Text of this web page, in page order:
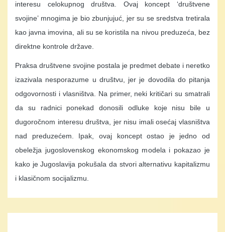
interesu celokupnog društva. Ovaj koncept ‘društvene
svojine’ mnogima je bio zbunjujuć, jer su se sredstva tretirala
kao javna imovina, ali su se koristila na nivou preduzeća, bez
direktne kontrole države.
Praksa društvene svojine postala je predmet debate i neretko
izazivala nesporazume u društvu, jer je dovodila do pitanja
odgovornosti i vlasništva. Na primer, neki kritičari su smatrali
da su radnici ponekad donosili odluke koje nisu bile u
dugoročnom interesu društva, jer nisu imali osećaj vlasništva
nad preduzećem. Ipak, ovaj koncept ostao je jedno od
obeležja jugoslovenskog ekonomskog modela i pokazao je
kako je Jugoslavija pokušala da stvori alternativu kapitalizmu
i klasičnom socijalizmu.